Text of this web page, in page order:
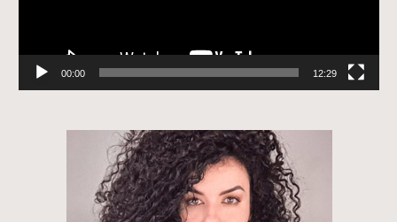
00:00 12:29